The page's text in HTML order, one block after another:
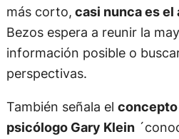
más corto, casi nunca es el
Bezos espera a reunir la
información posible o
perspectivas.
También señala el concepto
psicólogo Gary Klein